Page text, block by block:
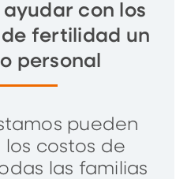
con los
fertilidad un
personal
pueden
costos de
las familias